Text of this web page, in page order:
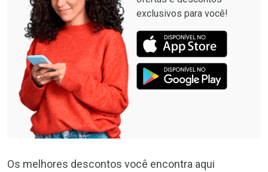
exclusivos para você!
Os melhores descontos você encontra aqui